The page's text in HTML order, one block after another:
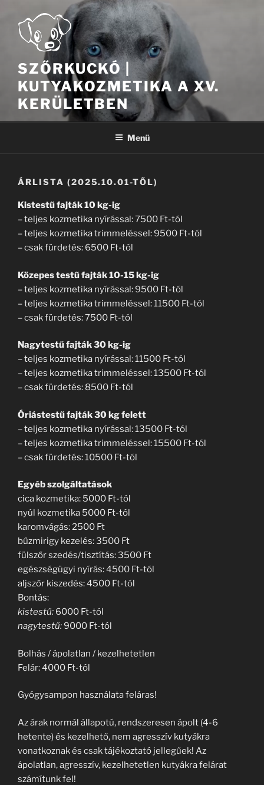
SZŐRKUCKÓ |
KUTYAKOZMETIKA A XV.
KERÜLETBEN
Menü
ÁRLISTA (2025.10.01-TŐL)
Kistestű fajták 10 kg-ig
– teljes kozmetika nyírással: 7500 Ft-tól
– teljes kozmetika trimmeléssel: 9500 Ft-tól
– csak fürdetés: 6500 Ft-tól
Közepes testű fajták 10-15 kg-ig
– teljes kozmetika nyírással: 9500 Ft-tól
– teljes kozmetika trimmeléssel: 11500 Ft-tól
– csak fürdetés: 7500 Ft-tól
Nagytestű fajták 30 kg-ig
– teljes kozmetika nyírással: 11500 Ft-tól
– teljes kozmetika trimmeléssel: 13500 Ft-tól
– csak fürdetés: 8500 Ft-tól
Óriástestű fajták 30 kg felett
– teljes kozmetika nyírással: 13500 Ft-tól
– teljes kozmetika trimmeléssel: 15500 Ft-tól
– csak fürdetés: 10500 Ft-tól
Egyéb szolgáltatások
cica kozmetika: 5000 Ft-tól
nyúl kozmetika 5000 Ft-tól
karomvágás: 2500 Ft
bűzmirigy kezelés: 3500 Ft
fülszőr szedés/tisztítás: 3500 Ft
egészségügyi nyírás: 4500 Ft-tól
aljszőr kiszedés: 4500 Ft-tól
Bontás:
kistestű: 6000 Ft-tól
nagytestű:9000 Ft-tól
Bolhás / ápolatlan / kezelhetetlen
Felár: 4000 Ft-tól
Gyógysampon használata feláras!
Az árak normál állapotú, rendszeresen ápolt (4-6
hetente) és kezelhető, nem agresszív kutyákra
vonatkoznak és csak tájékoztató jellegűek! Az
ápolatlan, agresszív, kezelhetetlen kutyákra felárat
számítunk fel!